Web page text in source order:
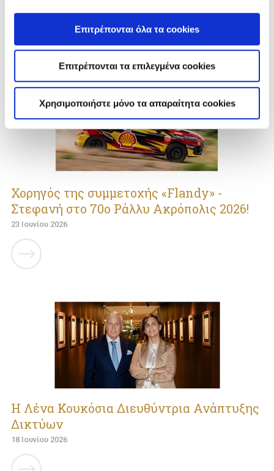
Επιτρέπονται όλα τα cookies
Επιτρέπονται τα επιλεγμένα cookies
Χρησιμοποιήστε μόνο τα απαραίτητα cookies
Χορηγός της συμμετοχής «Flandy» -
Στεφανή στο 70ο Ράλλυ Ακρόπολις 2026!
23 Ιουνίου 2026
Η Λένα Κουκόσια Διευθύντρια Ανάπτυξης
Δικτύων
18 Ιουνίου 2026